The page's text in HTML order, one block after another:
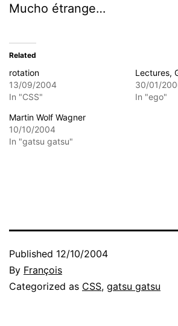
Mucho étrange…
Related
rotation
13/09/2004
In "CSS"
Lectures,
30/01/
In "ego"
Martin Wolf Wagner
10/10/2004
In "gatsu gatsu"
Published 12/10/2004
By François
Categorized as CSS, gatsu gatsu